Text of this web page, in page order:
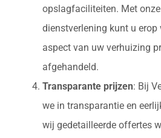
opslagfaciliteiten. Met onze
dienstverlening kunt u erop
aspect van uw verhuizing
afgehandeld.
Transparante prijzen: Bij
we in transparantie en
wij gedetailleerde offertes